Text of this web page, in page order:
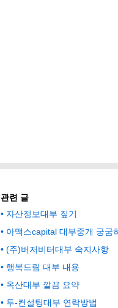
관련 글
자산정보대부 짚기
아맥스capital 대부중개 궁굼
(주)버저비터대부 숙지사항
행복드림 대부 내용
옥산대부 깔끔 요약
투-컨설팅대부 연락방법